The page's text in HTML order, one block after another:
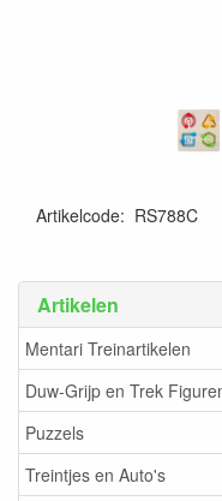
Artikelen
Mentari Treinartikelen
Duw-Grijp en Trek
Puzzels
Treintjes en Auto's
Artikelcode: RS788C